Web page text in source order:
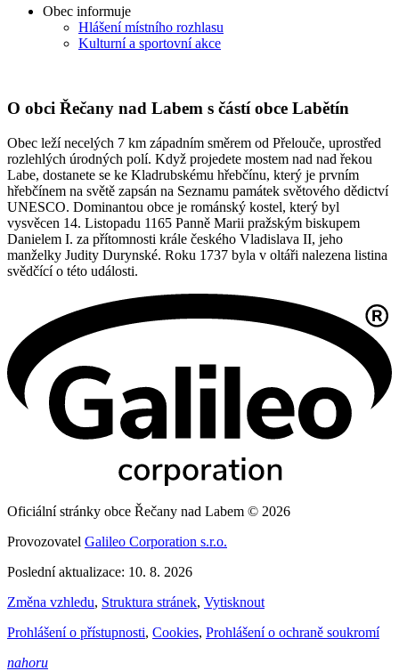
Obec informuje
Hlášení místního rozhlasu
Kulturní a sportovní akce
O obci Řečany nad Labem s částí obce Labětín
Obec leží necelých 7 km západním směrem od Přelouče, uprostřed
rozlehlých úrodných polí. Když projedete mostem nad nad řekou
Labe, dostanete se ke Kladrubskému hřebčínu, který je prvním
hřebčínem na světě zapsán na Seznamu památek světového dědictví
UNESCO. Dominantou obce je románský kostel, který byl
vysvěcen 14. Listopadu 1165 Panně Marii pražským biskupem
Danielem I. za přítomnosti krále českého Vladislava II, jeho
manželky Judity Durynské. Roku 1737 byla v oltáři nalezena listina
svědčící o této události.
Oficiální stránky obce Řečany nad Labem © 2026
Provozovatel Galileo Corporation s.r.o.
Poslední aktualizace: 10. 8. 2026
Změna vzhledu, Struktura stránek, Vytisknout
Prohlášení o přístupnosti, Cookies, Prohlášení o ochraně soukromí
nahoru